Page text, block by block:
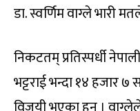
डा. स्वर्णिम वाग्ले भारी
निकटतम् प्रतिस्पर्धी
भट्टराई भन्दा १४ हजार